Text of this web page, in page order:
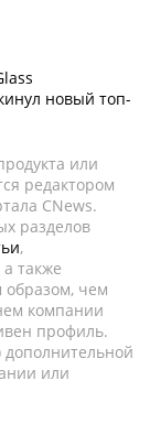
новый топ-
или
редактором
CNews.
разделов
,
также
образом, чем
компании
профиль.
или